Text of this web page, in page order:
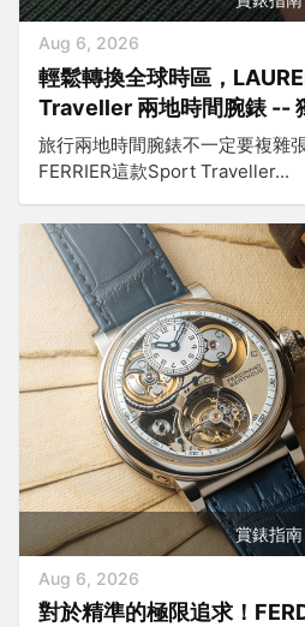
Aug 6, 2026
輕鬆轉換全球時區，
Traveller 兩地時間腕錶 --
旅行兩地時間腕錶不一定要複雜
FERRIER這款Sport Traveller...
賞錶指南
Aug 6, 2026
對於精準的極限追求！